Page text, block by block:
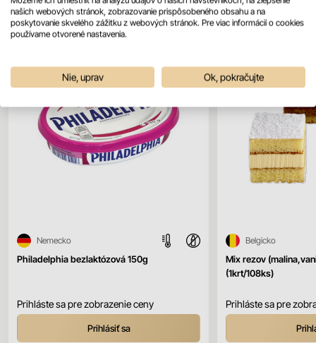
Philadelphia bezlaktózová 150g
Nemecko
Prihláste sa pre zobrazenie ceny
Prihlásiť sa
Mix rezov
(1krt/108ks)
Belgicko
Prihláste sa pre
našich webových stránok, zobrazovanie prispôsobeného obsahu a na
poskytovanie skvelého zážitku z webových stránok. Pre viac informácií o cookies
používame otvorené nastavenia.
Nie, uprav Ok, pokračujte